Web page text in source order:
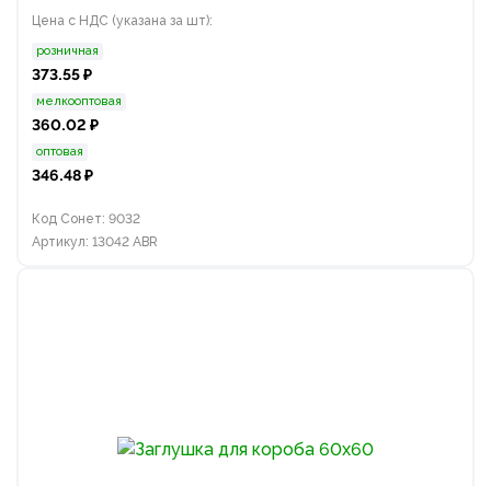
Цена с НДС (указана за шт):
розничная
373.55 ₽
мелкооптовая
360.02 ₽
оптовая
346.48 ₽
Код Сонет: 9032
Артикул: 13042 ABR